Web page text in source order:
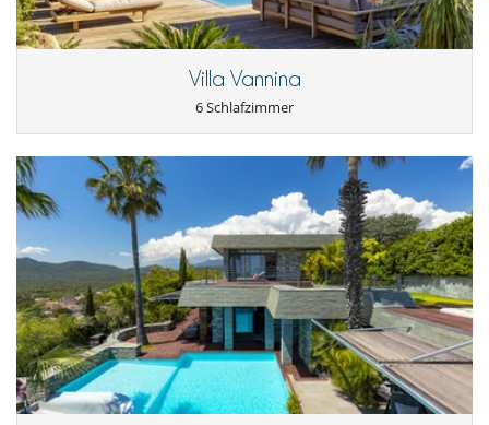
Villa Vannina
6 Schlafzimmer